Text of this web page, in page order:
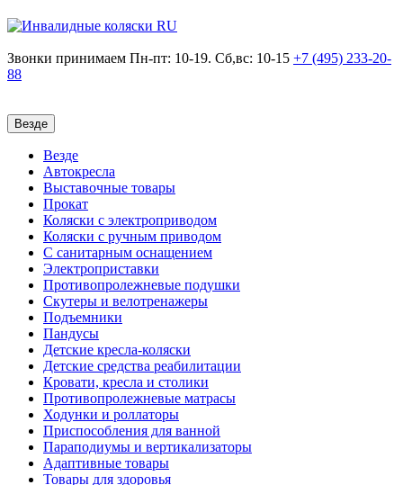
Звонки принимаем Пн-пт: 10-19. Сб,вс: 10-15 +7 (495) 233-20-
88
Везде
Везде
Автокресла
Выставочные товары
Прокат
Коляски с электроприводом
Коляски с ручным приводом
С санитарным оснащением
Электроприставки
Противопролежневые подушки
Скутеры и велотренажеры
Подъемники
Пандусы
Детские кресла-коляски
Детские средства реабилитации
Кровати, кресла и столики
Противопролежневые матрасы
Ходунки и роллаторы
Приспособления для ванной
Параподиумы и вертикализаторы
Адаптивные товары
Товары для здоровья